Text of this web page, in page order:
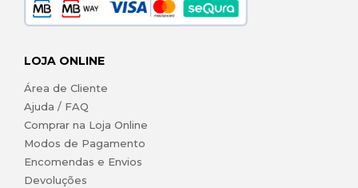
LOJA ONLINE
Área de Cliente
Ajuda / FAQ
Comprar na Loja Online
Modos de Pagamento
Encomendas e Envios
Devoluções